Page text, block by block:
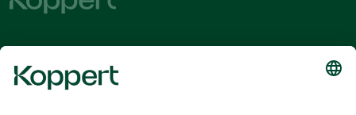
Λάβετε τα τελευταία νέα και